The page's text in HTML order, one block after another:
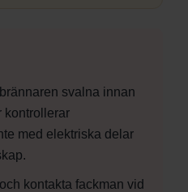
svalna innan
kontrollerar
med elektriska delar
kontakta fackman vid